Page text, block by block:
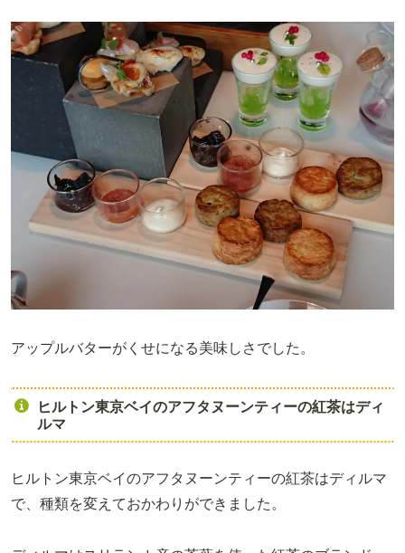
アップルバターがくせになる美味しさでした。
ヒルトン東京ベイのアフタヌーンティーの紅茶はディ
ルマ
ヒルトン東京ベイのアフタヌーンティーの紅茶はディルマ
で、種類を変えておかわりができました。